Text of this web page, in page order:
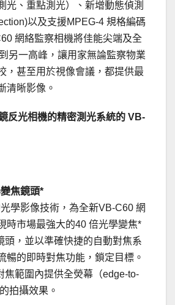
光、重點測光）、新增動態偵測
以及支援MPEG-4 規格編碼
網絡監察相機將佳能尖端及全
另一高峰，讓用家無論監察物業
，甚至用於視像會議，都提供最
清晰影像。
反光相機的精密測光系統的 VB-
焦鏡頭*
學影像技術，為全新VB-C60 網
時市場最強大的40 倍光學變焦*
頭，並以準確快捷的自動對焦系
暢的即時對焦功能，鎖定目標。
焦範圍內提供全熒幕（edge-to-
拍攝效果。